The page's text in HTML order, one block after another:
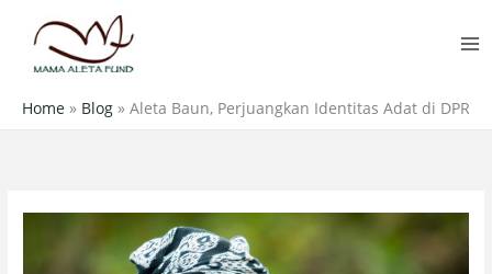
content
Home » Blog » Aleta Baun, Perjuangkan Identitas Adat di DPR